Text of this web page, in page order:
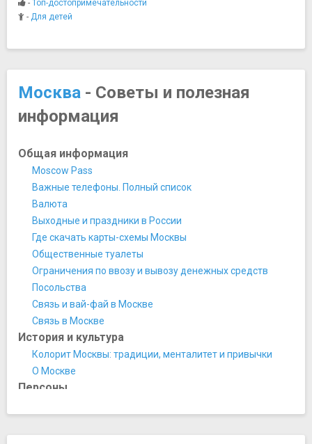
Московский государственный университет имени
Палаты бояр Романовых
Большой Москворецкий мост
Лужков мост
Алмазный фонд
Галерея искусства стран Европы и Америки XIX-XX
веков
Галерея на Солянке (Solyanka VPA)
Государственная Третьяковская галерея
Государственный Геологический музей им. В.И.
Вернадского
Государственный Дарвиновский музей
Государственный исторический музей
Государственный музей А.С. Пушкина
Государственный музей В.В. Маяковского
Государственный музей Востока
Государственный музей изобразительных искусств им.
А.С. Пушкина
Государственный музей истории ГУЛАГа
Государственный музей обороны Москвы
Государственный центральный музей музыкальной
- Топ-достопримечательности
- Для детей
Москва - Советы и полезная
информация
Общая информация
Moscow Pass
Важные телефоны. Полный список
Валюта
Выходные и праздники в России
Где скачать карты-схемы Москвы
Общественные туалеты
Ограничения по ввозу и вывозу денежных средств
Посольства
Связь и вай-фай в Москве
​Связь в Москве
История и культура
Колорит Москвы: традиции, менталитет и привычки
О Москве
Персоны
Петр I Великий